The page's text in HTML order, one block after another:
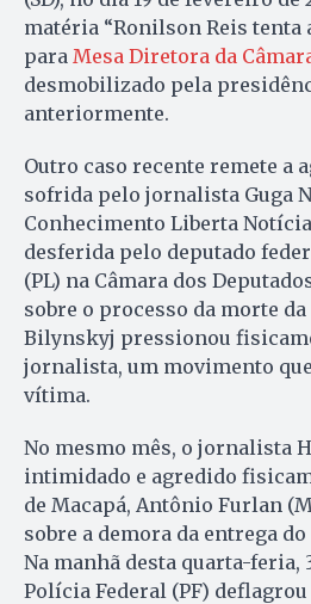
matéria “Ronilson Reis tenta
para Mesa Diretora da
desmobilizado pela
anteriormente.
Outro caso recente remete a
sofrida pelo jornalista Guga
Conhecimento Liberta
desferida pelo deputado
(PL) na Câmara dos
sobre o processo da morte
Bilynskyj pressionou
jornalista, um movimento
vítima.
No mesmo mês, o jornalista
intimidado e agredido
de Macapá, Antônio Furlan
sobre a demora da entrega
Na manhã desta quarta-feria,
Polícia Federal (PF)